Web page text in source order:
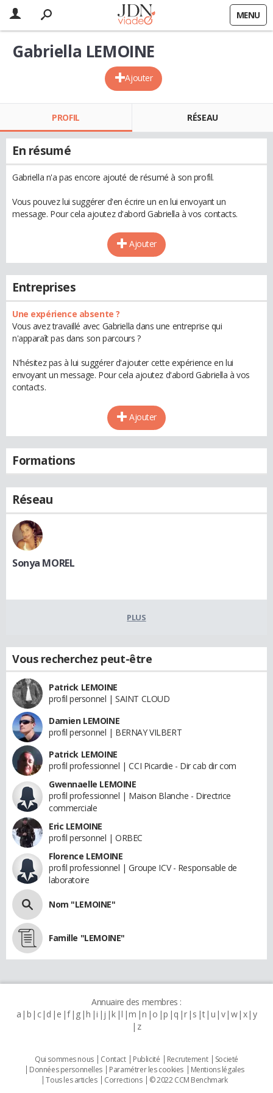
MENU
Ajouter
Gabriella LEMOINE
PROFIL RÉSEAU
En résumé
Gabriella n'a pas encore ajouté de résumé à son profil.
Vous pouvez lui suggérer d'en écrire un en lui envoyant un
message. Pour cela ajoutez d'abord Gabriella à vos contacts.
Ajouter
Entreprises
Une expérience absente ?
Vous avez travaillé avec Gabriella dans une entreprise qui
n'apparaît pas dans son parcours ?
N'hésitez pas à lui suggérer d'ajouter cette expérience en lui
envoyant un message. Pour cela ajoutez d'abord Gabriella à vos
contacts.
Ajouter
Formations
Réseau
Sonya MOREL
PLUS
Vous recherchez peut-être
Patrick LEMOINE
profil personnel | SAINT CLOUD
Damien LEMOINE
profil personnel | BERNAY VILBERT
Patrick LEMOINE
profil professionnel | CCI Picardie - Dir cab dir com
Gwennaelle LEMOINE
profil professionnel | Maison Blanche - Directrice
commerciale
Eric LEMOINE
profil personnel | ORBEC
Florence LEMOINE
profil professionnel | Groupe ICV - Responsable de
laboratoire
Nom "LEMOINE"
Famille "LEMOINE"
Annuaire des membres :
a b c d e f g h i j k l m n o p q r s t u v w x y
z
Qui sommes nous Contact Publicité Recrutement
Societé
Données personnelles
Paramétrer les cookies
Mentions légales
Tous les articles
Corrections © 2022 CCM Benchmark